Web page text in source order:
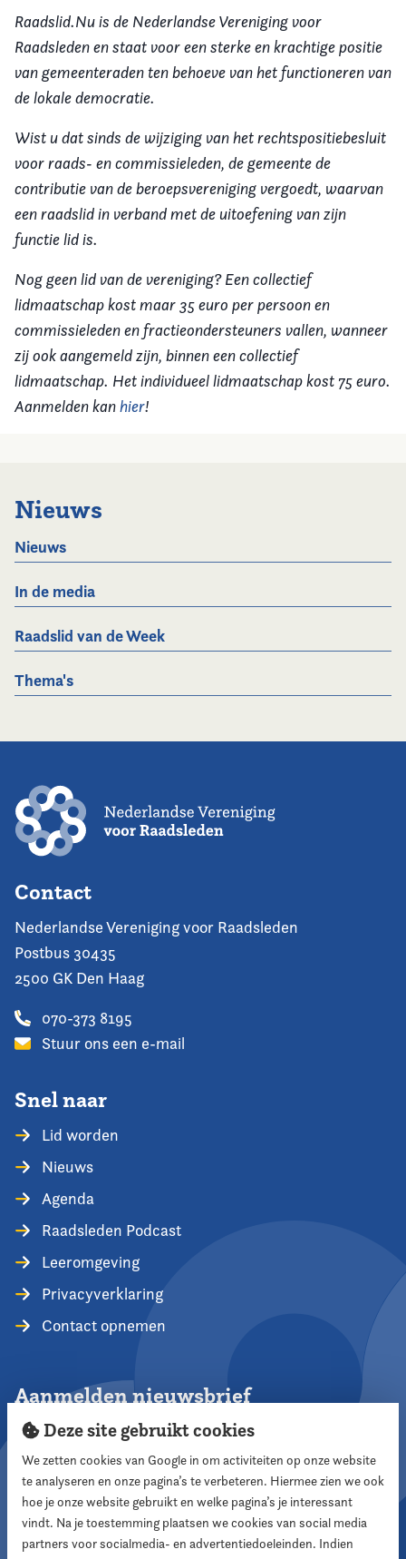
Raadslid.Nu is de Nederlandse Vereniging voor
Raadsleden en staat voor een sterke en krachtige positie
van gemeenteraden ten behoeve van het functioneren van
de lokale democratie.
Wist u dat sinds de wijziging van het rechtspositiebesluit
voor raads- en commissieleden, de gemeente de
contributie van de beroepsvereniging vergoedt, waarvan
een raadslid in verband met de uitoefening van zijn
functie lid is.
Nog geen lid van de vereniging? Een collectief
lidmaatschap kost maar 35 euro per persoon en
commissieleden en fractieondersteuners vallen, wanneer
zij ook aangemeld zijn, binnen een collectief
lidmaatschap. Het individueel lidmaatschap kost 75 euro.
Aanmelden kanhier!
Nieuws
Nieuws
In de media
Raadslid van de Week
Thema's
Contact
Nederlandse Vereniging voor Raadsleden
Postbus 30435
2500 GK Den Haag
070-373 8195
Stuur ons een e-mail
Snel naar
Lid worden
Nieuws
Agenda
Raadsleden Podcast
Leeromgeving
Privacyverklaring
Contact opnemen
Aanmelden nieuwsbrief
Aanmelden
Volg ons
Deze site gebruikt cookies
We zetten cookies van Google in om activiteiten op onze website
te analyseren en onze pagina’s te verbeteren. Hiermee zien we ook
hoe je onze website gebruikt en welke pagina’s je interessant
vindt. Na je toestemming plaatsen we cookies van social media
partners voor socialmedia- en advertentiedoeleinden. Indien